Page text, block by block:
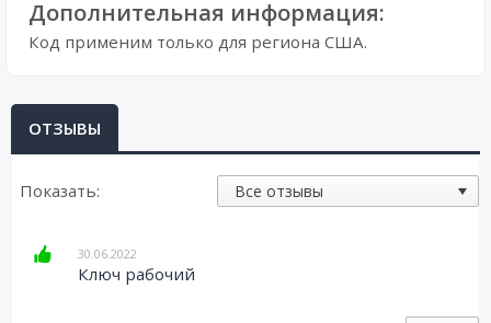
Дополнительная информация:
Код применим только для региона США.
ОТЗЫВЫ
Показать:
30.06.2022
Ключ рабочий